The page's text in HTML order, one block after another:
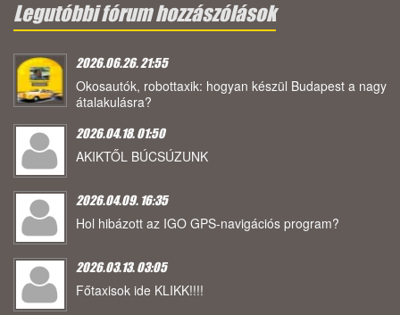
Legutóbbi fórum hozzászólások
2026.06.26. 21:55
Okosautók, robottaxik: hogyan készül Budapest a nagy
átalakulásra?
2026.04.18. 01:50
AKIKTŐL BÚCSÚZUNK
2026.04.09. 16:35
Hol hibázott az IGO GPS-navigációs program?
2026.03.13. 03:05
Főtaxisok ide KLIKK!!!!